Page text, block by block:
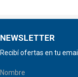
NEWSLETTER
Recibí ofertas en tu email